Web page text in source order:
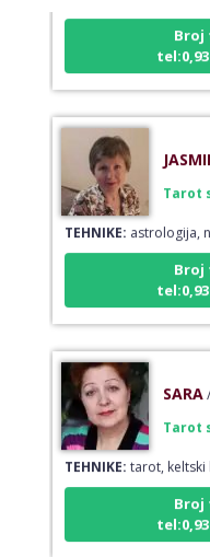
Broj
TEHNIKE:astrologija,
Broj
TEHNIKE:tarot, keltski
Broj